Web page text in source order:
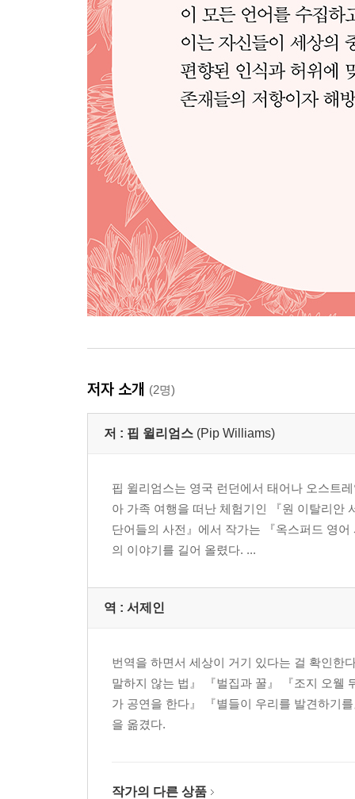
저자 소개 (2명)
저 : 핍 윌리엄스 (Pip Williams)
핍 윌리엄스는 영국 런던에서 태어나 오스트
아 가족 여행을 떠난 체험기인 『원 이탈리안
단어들의 사전』에서 작가는 『옥스퍼드 영
의 이야기를 길어 올렸다. ...
역 : 서제인
번역을 하면서 세상이 거기 있다는 걸 확인한
말하지 않는 법』 『벌집과 꿀』 『조지 오웰
가 공연을 한다』 『별들이 우리를 발견하기
을 옮겼다.
작가의 다른 상품